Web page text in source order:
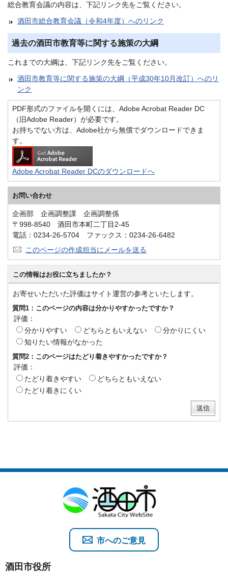
総合教育会議の内容は、下記リンク先をご覧ください。
酒田市総合教育会議（令和4年度）へのリンク
過去の酒田市教育等に関する施策の大綱
これまでの大綱は、下記リンク先をご覧ください。
酒田市教育等に関する施策の大綱（平成30年10月改訂）へのリ
ンク
PDF形式のファイルを開くには、Adobe Acrobat Reader DC
（旧Adobe Reader）が必要です。
お持ちでない方は、Adobe社から無償でダウンロードできま
す。
Adobe Acrobat Reader DCのダウンロードへ
お問い合わせ
企画部 企画調整課 企画調整係
〒998-8540 酒田市本町二丁目2-45
電話：0234-26-5704 ファックス：0234-26-6482
このページの作成担当にメールを送る
この情報はお役に立ちましたか？
お寄せいただいた評価はサイト運営の参考といたします。
質問1：このページの内容は分かりやすかったですか？
評価：
分かりやすい
どちらともいえない
分かりにくい
知りたい情報がなかった
質問2：このページはたどり着きやすかったですか？
評価：
たどり着きやすい
どちらともいえない
たどり着きにくい
酒田市役所
市へのご意見